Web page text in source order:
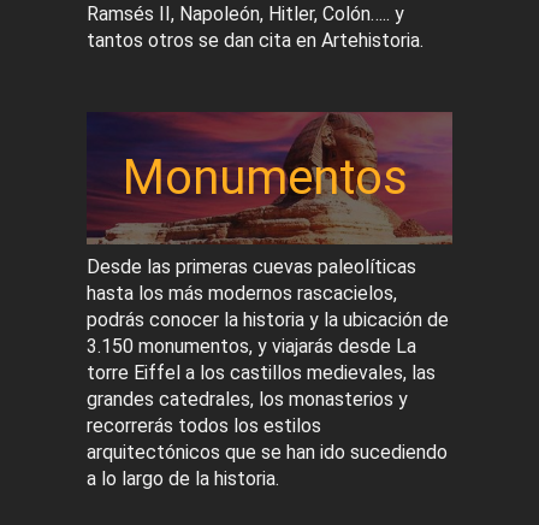
Ramsés II, Napoleón, Hitler, Colón….. y
tantos otros se dan cita en Artehistoria.
Monumentos
Desde las primeras cuevas paleolíticas
hasta los más modernos rascacielos,
podrás conocer la historia y la ubicación de
3.150 monumentos, y viajarás desde La
torre Eiffel a los castillos medievales, las
grandes catedrales, los monasterios y
recorrerás todos los estilos
arquitectónicos que se han ido sucediendo
a lo largo de la historia.